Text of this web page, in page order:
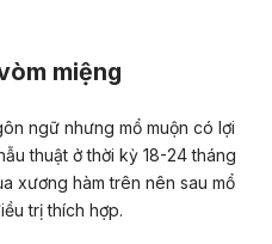
miệng
ngữ nhưng mổ muộn có lợi
thuật ở thời kỳ 18-24 tháng
xương hàm trên nên sau mổ
trị thích hợp.